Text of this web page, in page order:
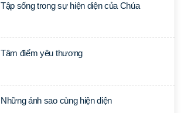
Tập sống trong sự hiện diện của Chúa
Tâm điểm yêu thương
Những ánh sao cùng hiện diện